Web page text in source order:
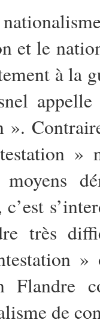
et le
à la
».
»
moyens
très
Flandre
de